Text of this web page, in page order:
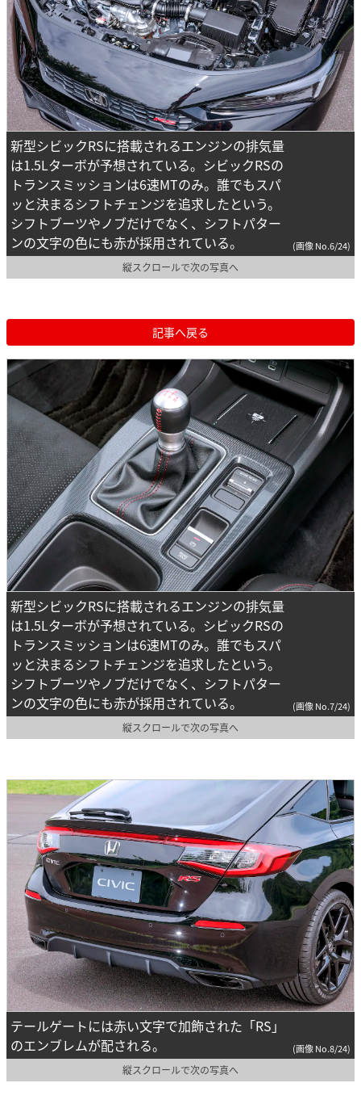
新型シビックRSに搭載されるエンジンの排気量
は1.5Lターボが予想されている。シビックRSの
トランスミッションは6速MTのみ。誰でもスパ
ッと決まるシフトチェンジを追求したという。
シフトブーツやノブだけでなく、シフトパター
ンの文字の色にも赤が採用されている。
(画像 No.6/24)
縦スクロールで次の写真へ
記事へ戻る
新型シビックRSに搭載されるエンジンの排気量
は1.5Lターボが予想されている。シビックRSの
トランスミッションは6速MTのみ。誰でもスパ
ッと決まるシフトチェンジを追求したという。
シフトブーツやノブだけでなく、シフトパター
ンの文字の色にも赤が採用されている。
(画像 No.7/24)
縦スクロールで次の写真へ
テールゲートには赤い文字で加飾された「RS」
のエンブレムが配される。
(画像 No.8/24)
縦スクロールで次の写真へ